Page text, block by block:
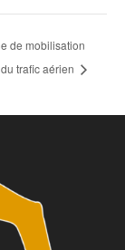
de mobilisation
trafic aérien